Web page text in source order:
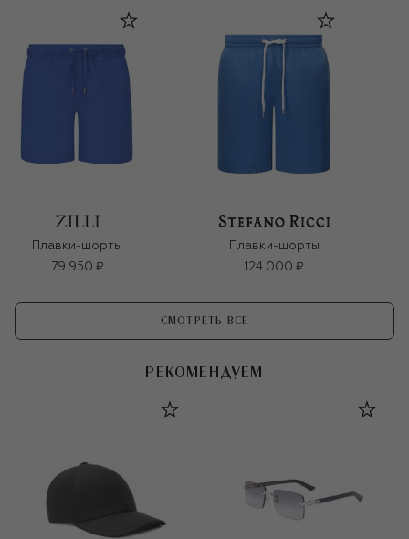
Плавки-шорты
79 950 ₽
Плавки-шорты
124 000 ₽
СМОТРЕТЬ ВСЕ
РЕКОМЕНДУЕМ